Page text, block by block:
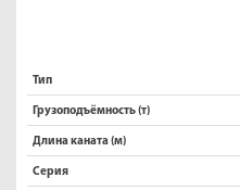
Тип
Грузоподъёмность (т)
Длина каната (м)
Серия